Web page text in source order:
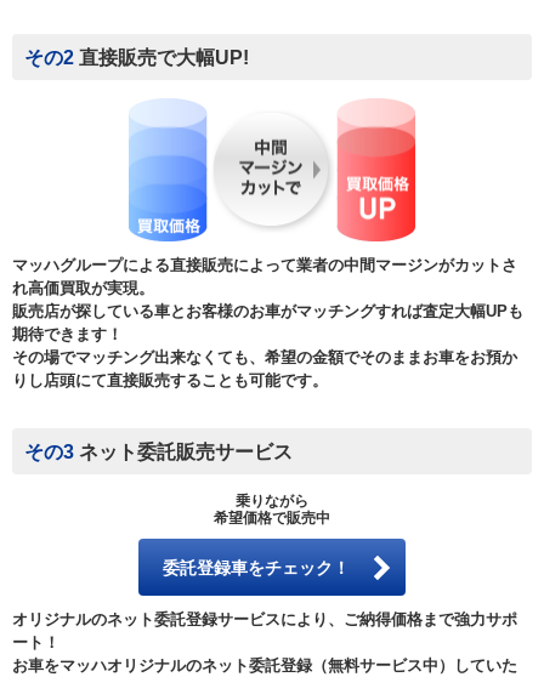
その2 直接販売で大幅UP!
マッハグループによる直接販売によって業者の中間マージンがカットさ
れ高価買取が実現。
販売店が探している車とお客様のお車がマッチングすれば査定大幅UPも
期待できます！
その場でマッチング出来なくても、希望の金額でそのままお車をお預か
りし店頭にて直接販売することも可能です。
その3 ネット委託販売サービス
乗りながら
希望価格で販売中
委託登録車をチェック！
オリジナルのネット委託登録サービスにより、ご納得価格まで強力サポ
ート！
お車をマッハオリジナルのネット委託登録（無料サービス中）していた